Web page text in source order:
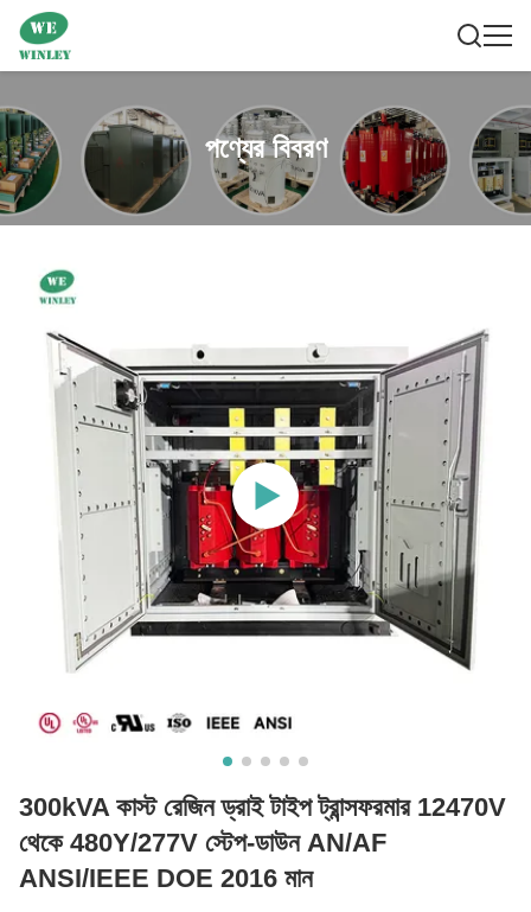
পণ্যের বিবরণ
300kVA কাস্ট রেজিন ড্রাই টাইপ ট্রান্সফরমার 12470V
থেকে 480Y/277V স্টেপ-ডাউন AN/AF
ANSI/IEEE DOE 2016 মান